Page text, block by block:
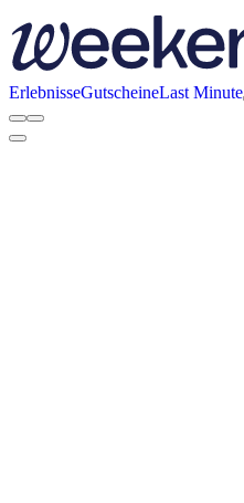
ErlebnisseGutscheineLast Minute